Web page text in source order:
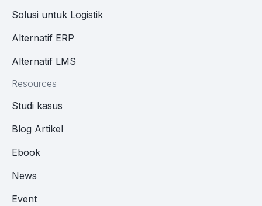
Solusi untuk Logistik
Alternatif ERP
Alternatif LMS
Resources
Studi kasus
Blog Artikel
Ebook
News
Event